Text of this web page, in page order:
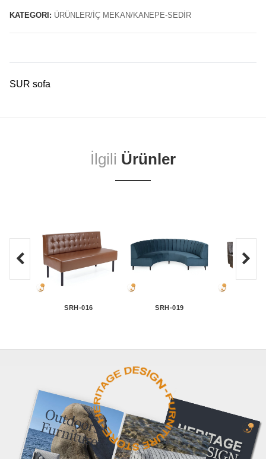
KATEGORI: ÜRÜNLER/İÇ MEKAN/KANEPE-SEDİR
SUR sofa
İlgili Ürünler
SRH-016 SRH-019